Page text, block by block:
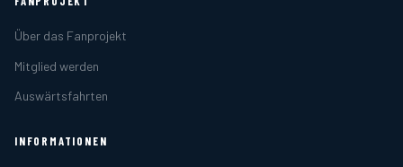
Über das Fanprojekt
Mitglied werden
Auswärtsfahrten
INFORMATIONEN